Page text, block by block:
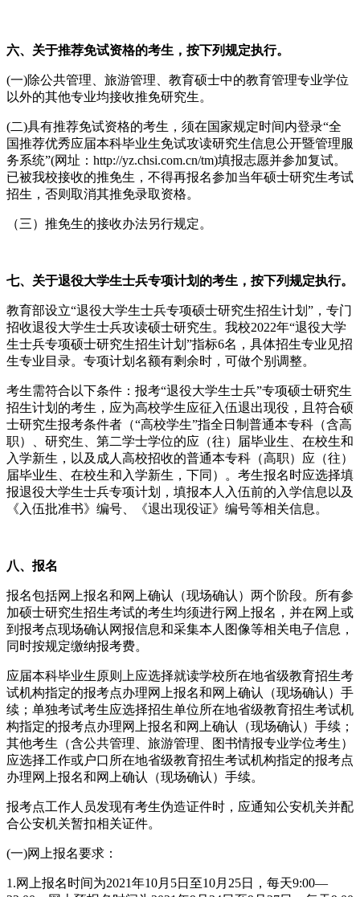
六、关于推荐免试资格的考生，按下列规定执行。
(一)除公共管理、旅游管理、教育硕士中的教育管理专业学位
以外的其他专业均接收推免研究生。
(二)具有推荐免试资格的考生，须在国家规定时间内登录“全
国推荐优秀应届本科毕业生免试攻读研究生信息公开暨管理服
务系统”(网址：http://yz.chsi.com.cn/tm)填报志愿并参加复试。
已被我校接收的推免生，不得再报名参加当年硕士研究生考试
招生，否则取消其推免录取资格。
（三）推免生的接收办法另行规定。
七、关于退役大学生士兵专项计划的考生，按下列规定执行。
教育部设立“退役大学生士兵专项硕士研究生招生计划”，专门
招收退役大学生士兵攻读硕士研究生。我校2022年“退役大学
生士兵专项硕士研究生招生计划”指标6名，具体招生专业见招
生专业目录。专项计划名额有剩余时，可做个别调整。
考生需符合以下条件：报考“退役大学生士兵”专项硕士研究生
招生计划的考生，应为高校学生应征入伍退出现役，且符合硕
士研究生报考条件者（“高校学生”指全日制普通本专科（含高
职）、研究生、第二学士学位的应（往）届毕业生、在校生和
入学新生，以及成人高校招收的普通本专科（高职）应（往）
届毕业生、在校生和入学新生，下同）。考生报名时应选择填
报退役大学生士兵专项计划，填报本人入伍前的入学信息以及
《入伍批准书》编号、《退出现役证》编号等相关信息。
八、报名
报名包括网上报名和网上确认（现场确认）两个阶段。所有参
加硕士研究生招生考试的考生均须进行网上报名，并在网上或
到报考点现场确认网报信息和采集本人图像等相关电子信息，
同时按规定缴纳报考费。
应届本科毕业生原则上应选择就读学校所在地省级教育招生考
试机构指定的报考点办理网上报名和网上确认（现场确认）手
续；单独考试考生应选择招生单位所在地省级教育招生考试机
构指定的报考点办理网上报名和网上确认（现场确认）手续；
其他考生（含公共管理、旅游管理、图书情报专业学位考生）
应选择工作或户口所在地省级教育招生考试机构指定的报考点
办理网上报名和网上确认（现场确认）手续。
报考点工作人员发现有考生伪造证件时，应通知公安机关并配
合公安机关暂扣相关证件。
(一)网上报名要求：
1.网上报名时间为2021年10月5日至10月25日，每天9:00—